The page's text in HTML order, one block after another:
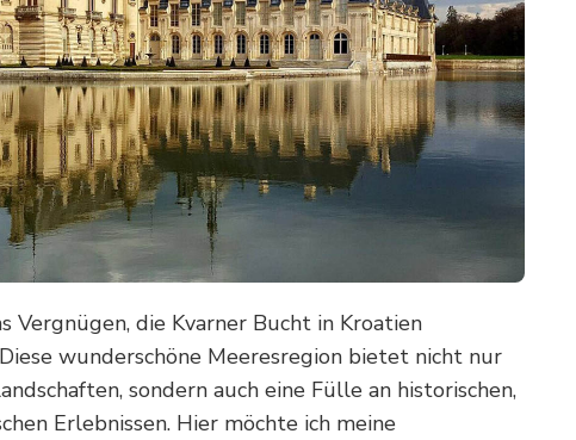
Vergnügen, die Kvarner Bucht in Kroatien
wunderschöne Meeresregion bietet nicht nur
sondern auch eine Fülle an historischen,
Erlebnissen. Hier möchte ich meine